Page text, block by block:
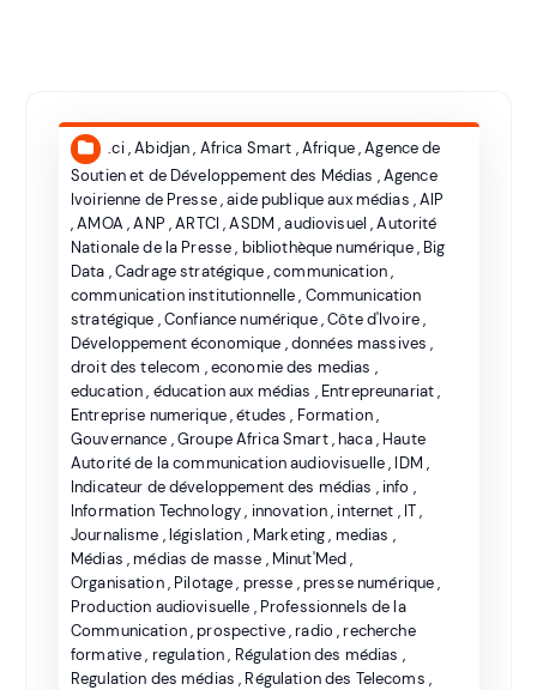
.ci,Abidjan, Africa Smart ,Afrique,Agence de
Soutien et de Développement des Médias ,Agence
Ivoirienne de Presse,aide publique aux médias ,AIP
,AMOA ,ANP ,ARTCI ,ASDM ,audiovisuel ,Autorité
Nationale de la Presse, bibliothèque numérique, Big
Data ,Cadrage stratégique,communication,
communication institutionnelle, Communication
stratégique ,Confiance numérique,Côte d'Ivoire,
Développement économique ,données massives ,
droit des telecom ,economie des medias ,
education, éducation aux médias , Entrepreunariat,
Entreprise numerique,études , Formation,
Gouvernance ,Groupe Africa Smart,haca, Haute
Autorité de la communication audiovisuelle, IDM ,
Indicateur de développement des médias , info ,
Information Technology, innovation, internet , IT,
Journalisme ,législation , Marketing, medias ,
Médias ,médias de masse , Minut'Med,
Organisation, Pilotage, presse ,presse numérique,
Production audiovisuelle , Professionnels de la
Communication,prospective,radio ,recherche
formative, regulation, Régulation des médias ,
Regulation des médias , Régulation des Telecoms ,